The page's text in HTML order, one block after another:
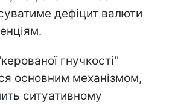
дефіцит валюти
гнучкості''
основним механізмом,
ситуативному